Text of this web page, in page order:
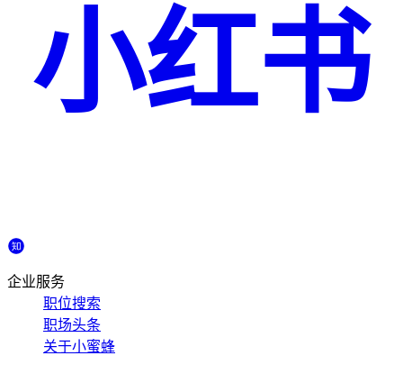
小红书
企业服务
职位搜索
职场头条
关于小蜜蜂